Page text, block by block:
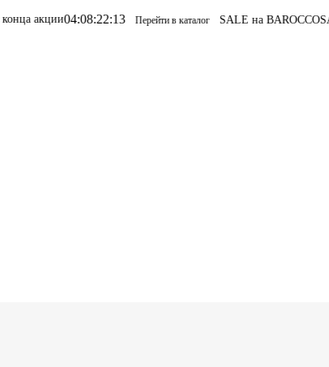
:22:13 Перейти в каталог SALE на BAROCCOSALE на BAROCCO